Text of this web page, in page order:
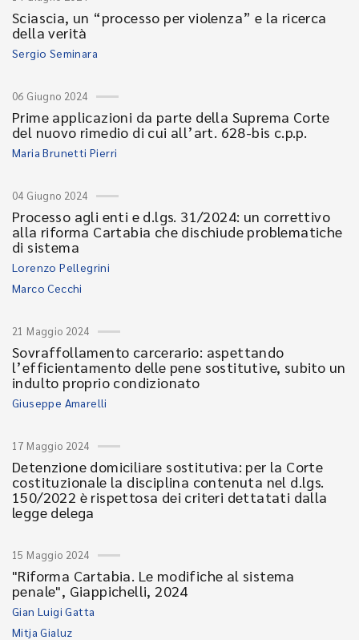
Sciascia, un “processo per violenza” e la ricerca
della verità
Sergio Seminara
06 Giugno 2024
Prime applicazioni da parte della Suprema Corte
del nuovo rimedio di cui all’art. 628-bis c.p.p.
Maria Brunetti Pierri
04 Giugno 2024
Processo agli enti e d.lgs. 31/2024: un correttivo
alla riforma Cartabia che dischiude problematiche
di sistema
Lorenzo Pellegrini
Marco Cecchi
21 Maggio 2024
Sovraffollamento carcerario: aspettando
l’efficientamento delle pene sostitutive, subito un
indulto proprio condizionato
Giuseppe Amarelli
17 Maggio 2024
Detenzione domiciliare sostitutiva: per la Corte
costituzionale la disciplina contenuta nel d.lgs.
150/2022 è rispettosa dei criteri dettatati dalla
legge delega
15 Maggio 2024
"Riforma Cartabia. Le modifiche al sistema
penale", Giappichelli, 2024
Gian Luigi Gatta
Mitja Gialuz